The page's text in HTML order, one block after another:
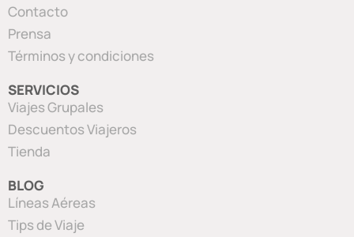
Contacto
Prensa
Términos y condiciones
SERVICIOS
Viajes Grupales
Descuentos Viajeros
Tienda
BLOG
Líneas Aéreas
Tips de Viaje